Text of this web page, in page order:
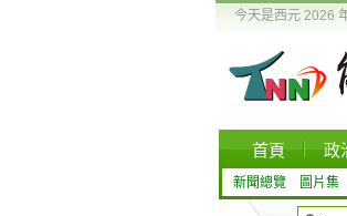
今天是西元 2026
首頁 政
新聞總覽 圖片集